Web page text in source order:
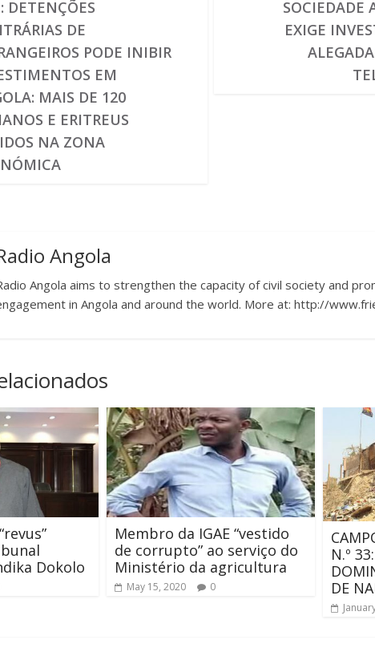
DETENÇÕES
DE
PODE INIBIR
EM
MAIS DE 120
E ERITREUS
NA ZONA
SOCIEDADE
EXIGE
Angola
Angola aims to strengthen the capacity of civil society and
in Angola and around the world. More at: http://
Dokolo
Membro da IGAE “vestido
de corrupto” ao serviço do
Ministério da agricultura
May 15, 2020 0
N.º
DE